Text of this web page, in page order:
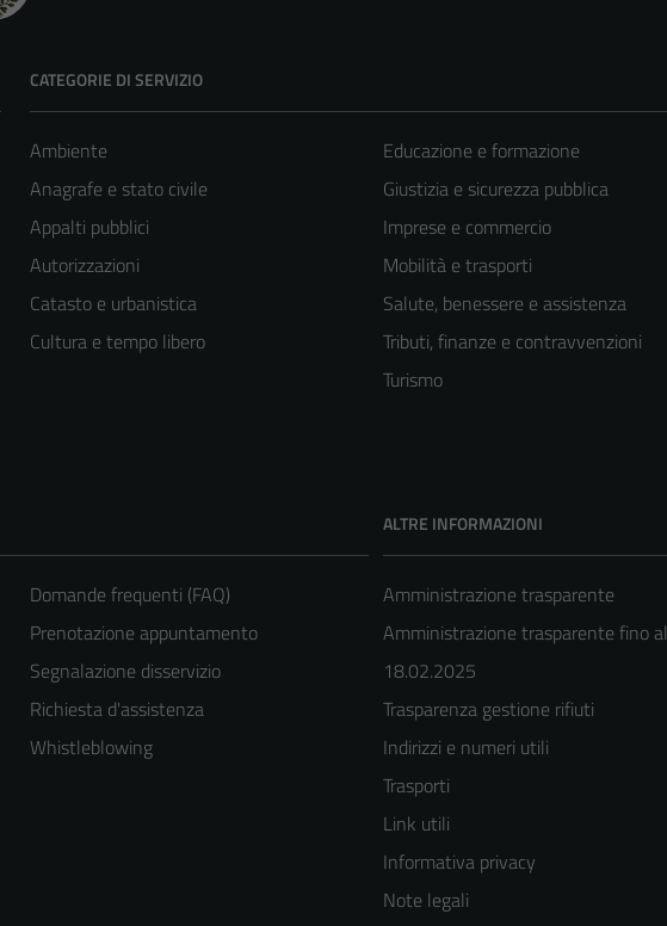
CATEGORIE DI SERVIZIO
Ambiente
Anagrafe e stato civile
Appalti pubblici
Autorizzazioni
Catasto e urbanistica
Cultura e tempo libero
Educazione e formazione
Giustizia e sicurezza pubblica
Imprese e commercio
Mobilità e trasporti
Salute, benessere e assistenza
Tributi, finanze e contravvenzioni
Turismo
Domande frequenti (FAQ)
Prenotazione appuntamento
Segnalazione disservizio
Richiesta d'assistenza
Whistleblowing
ALTRE INFORMAZIONI
Amministrazione trasparente
Amministrazione trasparente fino al
18.02.2025
Trasparenza gestione rifiuti
Indirizzi e numeri utili
Trasporti
Link utili
Informativa privacy
Note legali